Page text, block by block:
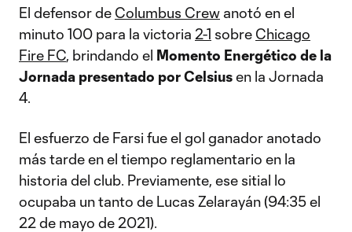
El defensor de Columbus Crew anotó en el
minuto 100 para la victoria 2-1 sobre Chicago
Fire FC, brindando el Momento Energético de la
Jornada presentado porCelsiusen la Jornada
4.
El esfuerzo de Farsi fue el gol ganador anotado
más tarde en el tiempo reglamentario en la
historia del club. Previamente, ese sitial lo
ocupaba un tanto de Lucas Zelarayán (94:35 el
22 de mayo de 2021).